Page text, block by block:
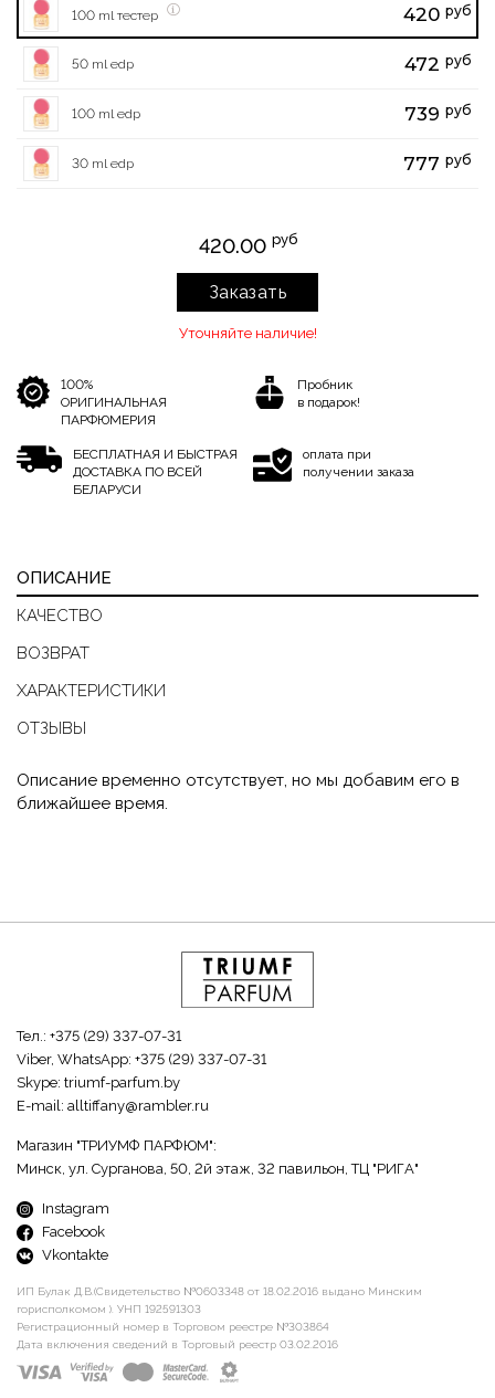
100 ml тестер 420 руб
50 ml edp 472 руб
100 ml edp 739 руб
30 ml edp 777 руб
420.00 руб
Заказать
Уточняйте наличие!
100%
ОРИГИНАЛЬНАЯ
ПАРФЮМЕРИЯ
Пробник
в подарок!
БЕСПЛАТНАЯ И БЫСТРАЯ
ДОСТАВКА ПО ВСЕЙ
БЕЛАРУСИ
оплата при
получении заказа
ОПИСАНИЕ
КАЧЕСТВО
ВОЗВРАТ
ХАРАКТЕРИСТИКИ
ОТЗЫВЫ
Описание временно отсутствует, но мы добавим его в
ближайшее время.
Тел.: +375 (29) 337-07-31
Viber, WhatsApp: +375 (29) 337-07-31
Skype: triumf-parfum.by
E-mail: alltiffany@rambler.ru
Магазин "ТРИУМФ ПАРФЮМ":
Минск, ул. Сурганова, 50, 2й этаж, 32 павильон, ТЦ "РИГА"
Instagram
Facebook
Vkontakte
ИП Булак Д.В.(Свидетельство №0603348 от 18.02.2016 выдано Минским
горисполкомом ). УНП 192591303
Регистрационный номер в Торговом реестре №303864
Дата включения сведений в Торговый реестр 03.02.2016